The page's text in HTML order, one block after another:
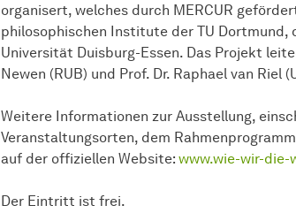
organisert, welches durch MERCUR
philosophischen Institute der TU Dortmund,
Universität Duisburg-Essen. Das Projekt
Newen (RUB) und Prof. Dr. Raphael van Riel
Weitere Informationen zur Ausstellung,
Veranstaltungsorten, dem
auf der offiziellen Website: www.wie-wir-die-
Der Eintritt ist frei.